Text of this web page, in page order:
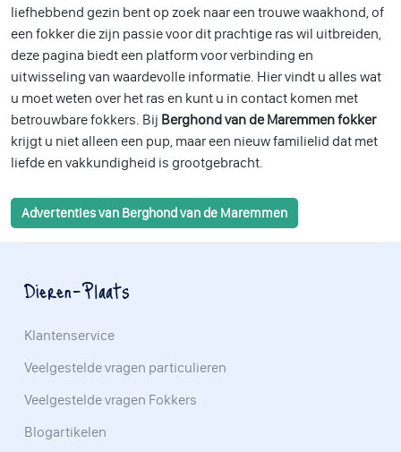
liefhebbend gezin bent op zoek naar een trouwe waakhond, of
een fokker die zijn passie voor dit prachtige ras wil uitbreiden,
deze pagina biedt een platform voor verbinding en
uitwisseling van waardevolle informatie. Hier vindt u alles wat
u moet weten over het ras en kunt u in contact komen met
betrouwbare fokkers. Bij Berghond van de Maremmen fokker
krijgt u niet alleen een pup, maar een nieuw familielid dat met
liefde en vakkundigheid is grootgebracht.
Advertenties van Berghond van de Maremmen
Dieren-Plaats
Klantenservice
Veelgestelde vragen particulieren
Veelgestelde vragen Fokkers
Blogartikelen